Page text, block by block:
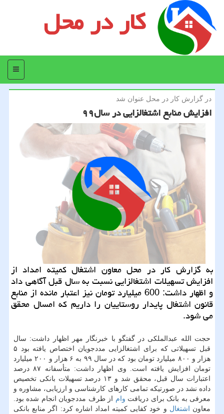
کار در محل
منو
در گزارش كار در محل عنوان شد
افزایش منابع اشتغالزایی در سال۹۹
به گزارش كار در محل معاون اشتغال كمیته امداد از
افزایش تسهیلات اشتغالزایی نسبت به سال قبل آگاهی داد
و اظهار داشت: 600 میلیارد تومان نیز اعتبار مانده از منابع
قانون اشتغال پایدار روستاییان را داریم كه امسال محقق
می شود.
حجت الله عبدالملکی در گفتگو با خبرنگار مهر اظهار داشت: سال
قبل تسهیلاتی که برای اشتغالزایی مددجویان اختصاص یافته بود ۵
هزار و ۸۰۰ میلیارد تومان بود که در سال ۹۹ به ۶ هزار و ۲۰۰ میلیارد
تومان افزایش یافته است. وی اظهار داشت: متأسفانه ۸۷ درصد
اعتبارات سال قبل، محقق شد و ۱۳ درصد تسهیلات بانکی تخصیص
داده نشد در صورتیکه تمامی کارهای کارشناسی و ارزیابی، مشاوره و
معرفی به بانک برای دریافت وام از طرف مددجویان انجام شده بود.
معاون اشتغال و خود کفایی کمیته امداد اشاره کرد: اگر منابع بانکی